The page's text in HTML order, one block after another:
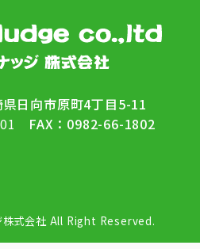
県日向市原町4丁目5-11
FAX：0982-66-1802
株式会社 All Right Reserved.